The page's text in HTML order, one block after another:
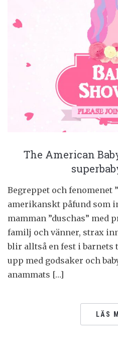
The American
Begreppet och fenomenet
amerikanskt påfund som
mamman ”duschas” med
familj och vänner, strax
blir alltså en fest i barnets
upp med godsaker och
anammats […]
LÄS